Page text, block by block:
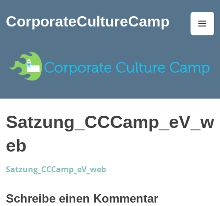
Inhalt
springen
CorporateCultureCamp
Satzung_CCCamp_eV_w
eb
Satzung_CCCamp_eV_web
Schreibe einen Kommentar